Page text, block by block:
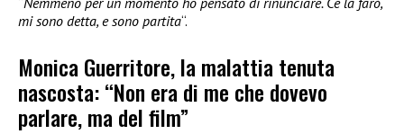
mi sono detta, e sono partita“.
Monica Guerritore, la malattia tenuta
nascosta: “Non era di me che dovevo
parlare, ma del film”